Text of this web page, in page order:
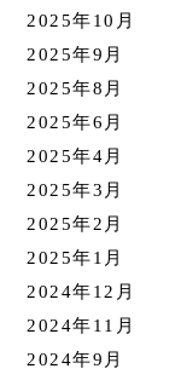
2025年10月
2025年9月
2025年8月
2025年6月
2025年4月
2025年3月
2025年2月
2025年1月
2024年12月
2024年11月
2024年9月